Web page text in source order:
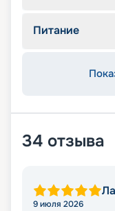
Питание
34 отзыва
9 июля 2026